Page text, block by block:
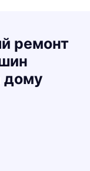
ремонт
дому